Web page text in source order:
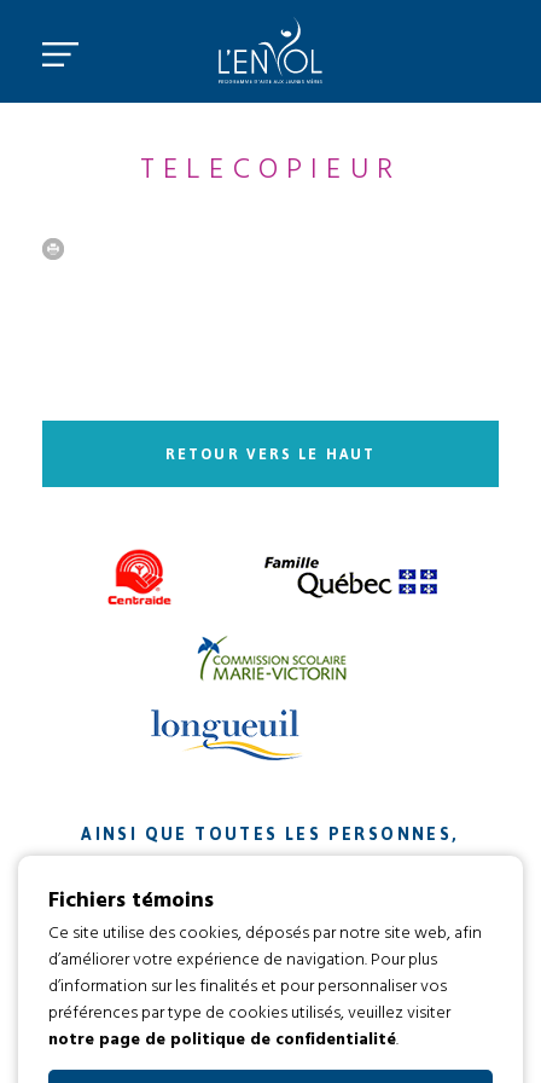
TELECOPIEUR
RETOUR VERS LE HAUT
AINSI QUE TOUTES LES PERSONNES,
ORGANISMES ET ENTREPRISES QUI ONT
CONTRIBUÉ À NOTRE MISSION.
Développement web par
Tous droits réservés 2016 © L’envol
Fichiers témoins
Ce site utilise des cookies, déposés par notre site web, afin
d’améliorer votre expérience de navigation. Pour plus
d’information sur les finalités et pour personnaliser vos
préférences par type de cookies utilisés, veuillez visiter
notre page de politique de confidentialité.